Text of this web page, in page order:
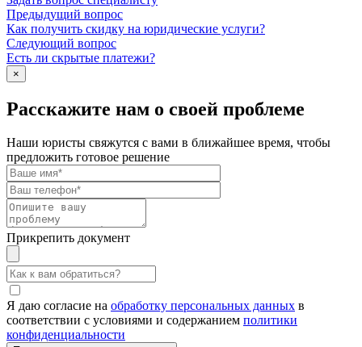
Предыдущий вопрос
Как получить скидку на юридические услуги?
Следующий вопрос
Есть ли скрытые платежи?
×
Расскажите нам о своей проблеме
Наши юристы свяжутся с вами в ближайшее время, чтобы
предложить готовое решение
Прикрепить документ
Я даю согласие на обработку персональных данных в
соответствии с условиями и содержанием политики
конфиденциальности